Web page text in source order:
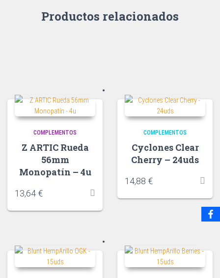
Productos relacionados
COMPLEMENTOS
Z ARTIC Rueda
56mm
Monopatín – 4u
13,64 €
COMPLEMENTOS
Cyclones Clear
Cherry – 24uds
14,88 €